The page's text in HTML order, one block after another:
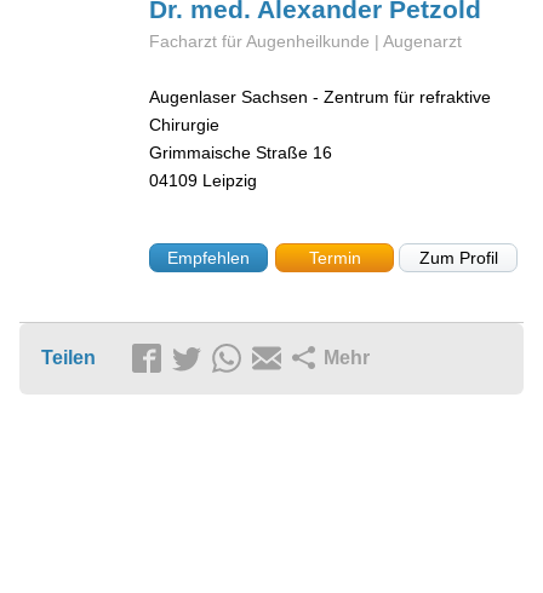
Dr. med. Alexander Petzold
Facharzt für Augenheilkunde | Augenarzt
Augenlaser Sachsen - Zentrum für refraktive
Chirurgie
Grimmaische Straße 16
04109 Leipzig
Empfehlen Termin Zum Profil
Teilen Mehr